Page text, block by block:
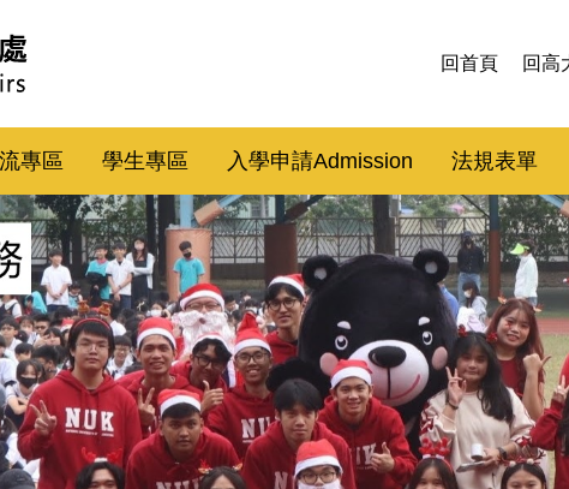
回首頁 回高
專區 學生專區 入學申請Admission 法規表單